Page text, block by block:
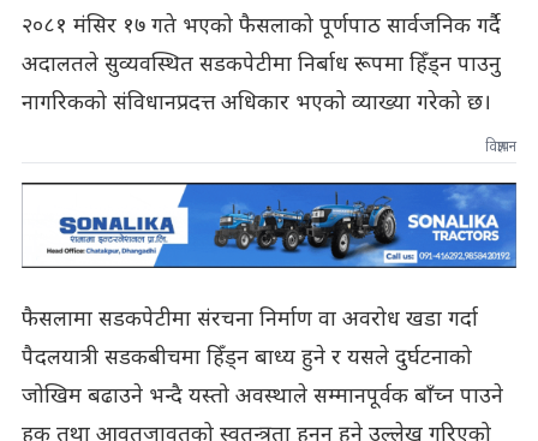
२०८१ मंसिर १७ गते भएको फैसलाको पूर्णपाठ सार्वजनिक गर्दै
अदालतले सुव्यवस्थित सडकपेटीमा निर्बाध रूपमा हिँड्न पाउनु
नागरिकको संविधानप्रदत्त अधिकार भएको व्याख्या गरेको छ।
विज्ञापन
फैसलामा सडकपेटीमा संरचना निर्माण वा अवरोध खडा गर्दा
पैदलयात्री सडकबीचमा हिँड्न बाध्य हुने र यसले दुर्घटनाको
जोखिम बढाउने भन्दै यस्तो अवस्थाले सम्मानपूर्वक बाँच्न पाउने
हक तथा आवतजावतको स्वतन्त्रता हनन हुने उल्लेख गरिएको